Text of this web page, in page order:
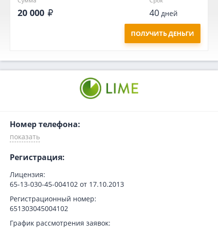
20 000 40дней
ПОЛУЧИТЬ ДЕНЬГИ
Номер телефона:
Регистрация:
Лицензия:
65-13-030-45-004102 от 17.10.2013
Регистрационный номер:
651303045004102
График рассмотрения заявок: